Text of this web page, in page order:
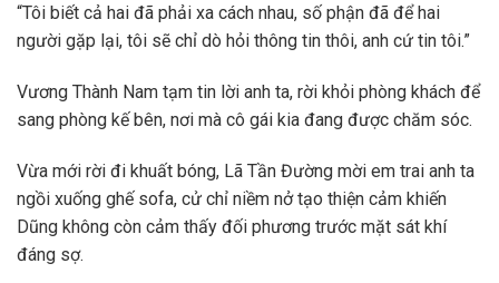
“Tôi biết cả hai đã phải xa cách nhau, số phận đã để hai
người gặp lại, tôi sẽ chỉ dò hỏi thông tin thôi, anh cứ tin tôi.”
Vương Thành Nam tạm tin lời anh ta, rời khỏi phòng khách để
sang phòng kế bên, nơi mà cô gái kia đang được chăm sóc.
Vừa mới rời đi khuất bóng, Lã Tần Đường mời em trai anh ta
ngồi xuống ghế sofa, cử chỉ niềm nở tạo thiện cảm khiến
Dũng không còn cảm thấy đối phương trước mặt sát khí
đáng sợ.